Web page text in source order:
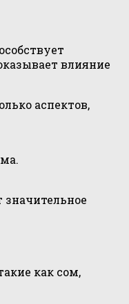
влияние
аспектов,
как сом,